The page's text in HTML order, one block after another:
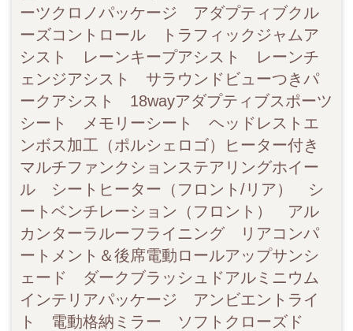
ーツクロノパッケージ アダプティブクル
ーズコントロール トラフィックジャムア
シスト レーンキープアシスト レーンチ
ェンジアシスト サラウンドビューつきパ
ークアシスト 18wayアダプティブスポーツ
シート メモリーシート ヘッドレストエ
ンボス加工（ポルシェロゴ）ヒーター付き
マルチファンクションステアリングホイー
ル シートヒーター（フロント/リア） シ
ートベンチレーション（フロント） アル
カンターラルーフライニング リアコンパ
ートメント＆後席電動ロールアップサンシ
ェード ダークブラッシュドアルミニウム
インテリアパッケージ アンビエントライ
ト 電動格納ミラー ソフトクローズド